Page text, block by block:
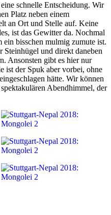
schnelle Entscheidung. Wir
Platz neben einem
an Ort und Stelle auf. Keine
ist das Gewitter da. Nochmal
bisschen mulmig zumute ist.
Steinhügel und direkt daneben
Ansonsten gibt es hier nur
ist der Spuk aber vorbei, ohne
hätte. Wir können
Abendhimmel, der